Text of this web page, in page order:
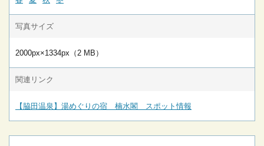
写真サイズ
2000px×1334px（2 MB）
関連リンク
【脇田温泉】湯めぐりの宿 楠水閣 スポット情報